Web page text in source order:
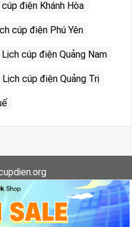
điện Khánh Hòa
cúp điện Phú Yên
Lịch cúp điện Quảng Nam
Lịch cúp điện Quảng Trị
và chính xác mỗi ngày.